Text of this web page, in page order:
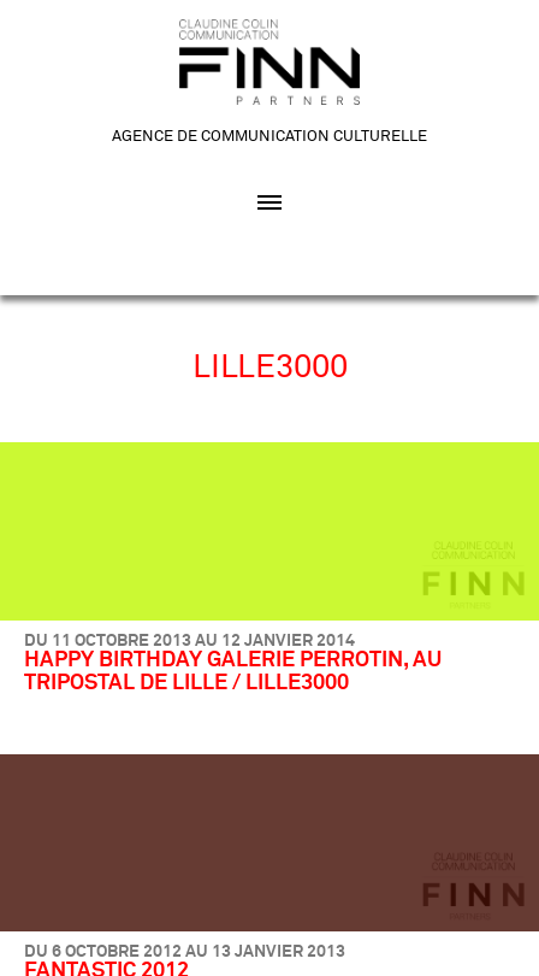
AGENCE DE COMMUNICATION CULTURELLE
LILLE3000
DU 11 OCTOBRE 2013 AU 12 JANVIER 2014
HAPPY BIRTHDAY GALERIE PERROTIN, AU
TRIPOSTAL DE LILLE / LILLE3000
DU 6 OCTOBRE 2012 AU 13 JANVIER 2013